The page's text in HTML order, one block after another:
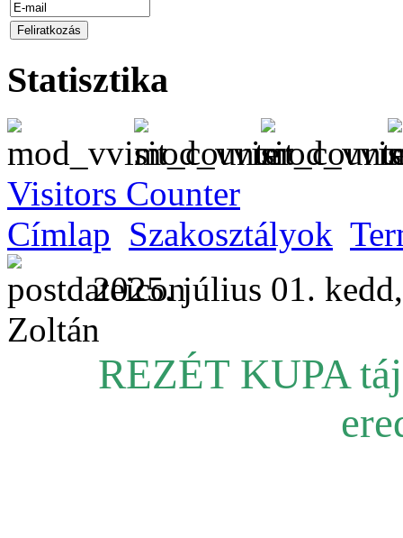
Statisztika
Visitors Counter
Címlap Szakosztályok
2025. július 01.
Zoltán
REZÉT KUPA